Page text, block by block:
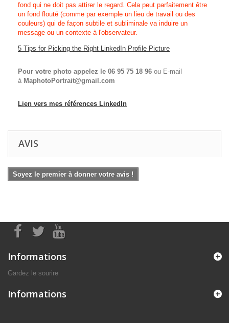
fond qui ne doit pas attirer le regard. Cela peut parfaitement être
un fond flouté (comme par exemple un lieu de travail ou des
couleurs) qui de façon subtile et subliminale va induire un
message ou un contexte à l'observateur.
5 Tips for Picking the Right LinkedIn Profile Picture
Pour votre photo appelez le 06 95 75 18 96 ou E-mail
à MaphotoPortrait@gmail.com
Lien vers mes références LinkedIn
AVIS
Soyez le premier à donner votre avis !
Informations
Gardez le sourire
Informations